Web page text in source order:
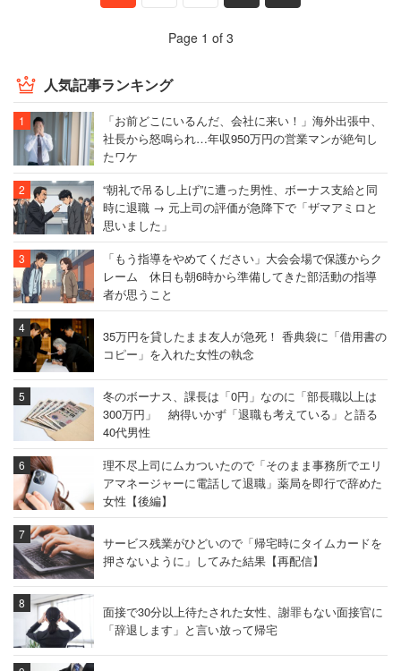
Page 1 of 3
人気記事ランキング
「お前どこにいるんだ、会社に来い！」海外出張中、
社長から怒鳴られ…年収950万円の営業マンが絶句し
たワケ
“朝礼で吊るし上げ”に遭った男性、ボーナス支給と同
時に退職 → 元上司の評価が急降下で「ザマアミロと
思いました」
「もう指導をやめてください」大会会場で保護からク
レーム 休日も朝6時から準備してきた部活動の指導
者が思うこと
35万円を貸したまま友人が急死！ 香典袋に「借用書の
コピー」を入れた女性の執念
冬のボーナス、課長は「0円」なのに「部長職以上は
300万円」 納得いかず「退職も考えている」と語る
40代男性
理不尽上司にムカついたので「そのまま事務所でエリ
アマネージャーに電話して退職」薬局を即行で辞めた
女性【後編】
サービス残業がひどいので「帰宅時にタイムカードを
押さないように」してみた結果【再配信】
面接で30分以上待たされた女性、謝罪もない面接官に
「辞退します」と言い放って帰宅